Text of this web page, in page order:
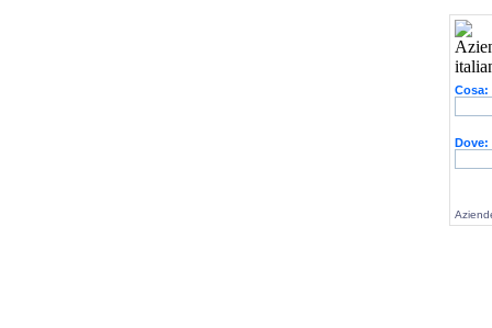
Cosa:
Dove: